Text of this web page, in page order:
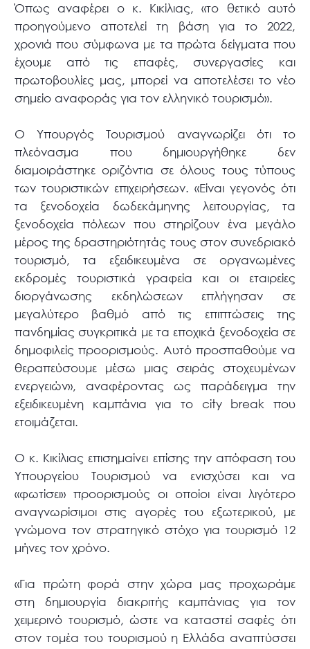
Όπως αναφέρει ο κ. Κικίλιας, «το θετικό αυτό
προηγούμενο αποτελεί τη βάση για το 2022,
χρονιά που σύμφωνα με τα πρώτα δείγματα που
έχουμε από τις επαφές, συνεργασίες και
πρωτοβουλίες μας, μπορεί να αποτελέσει το νέο
σημείο αναφοράς για τον ελληνικό τουρισμό».
Ο Υπουργός Τουρισμού αναγνωρίζει ότι το
πλεόνασμα που δημιουργήθηκε δεν
διαμοιράστηκε οριζόντια σε όλους τους τύπους
των τουριστικών επιχειρήσεων. «Είναι γεγονός ότι
τα ξενοδοχεία δωδεκάμηνης λειτουργίας, τα
ξενοδοχεία πόλεων που στηρίζουν ένα μεγάλο
μέρος της δραστηριότητάς τους στον συνεδριακό
τουρισμό, τα εξειδικευμένα σε οργανωμένες
εκδρομές τουριστικά γραφεία και οι εταιρείες
διοργάνωσης εκδηλώσεων επλήγησαν σε
μεγαλύτερο βαθμό από τις επιπτώσεις της
πανδημίας συγκριτικά με τα εποχικά ξενοδοχεία σε
δημοφιλείς προορισμούς. Αυτό προσπαθούμε να
θεραπεύσουμε μέσω μιας σειράς στοχευμένων
ενεργειών», αναφέροντας ως παράδειγμα την
εξειδικευμένη καμπάνια για το city break που
ετοιμάζεται.
Ο κ. Κικίλιας επισημαίνει επίσης την απόφαση του
Υπουργείου Τουρισμού να ενισχύσει και να
«φωτίσει» προορισμούς οι οποίοι είναι λιγότερο
αναγνωρίσιμοι στις αγορές του εξωτερικού, με
γνώμονα τον στρατηγικό στόχο για τουρισμό 12
μήνες τον χρόνο.
«Για πρώτη φορά στην χώρα μας προχωράμε
στη δημιουργία διακριτής καμπάνιας για τον
χειμερινό τουρισμό, ώστε να καταστεί σαφές ότι
στον τομέα του τουρισμού η Ελλάδα αναπτύσσει